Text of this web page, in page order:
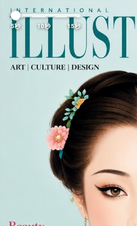
Previous
5秒 10秒 15秒